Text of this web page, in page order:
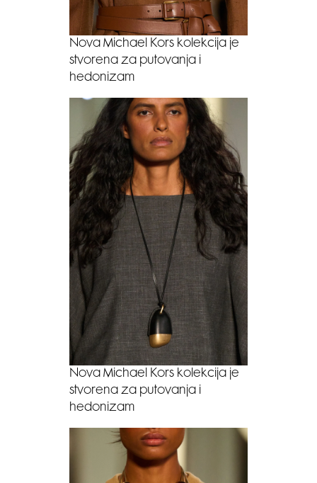
Nova Michael Kors kolekcija je
stvorena za putovanja i
hedonizam
Nova Michael Kors kolekcija je
stvorena za putovanja i
hedonizam